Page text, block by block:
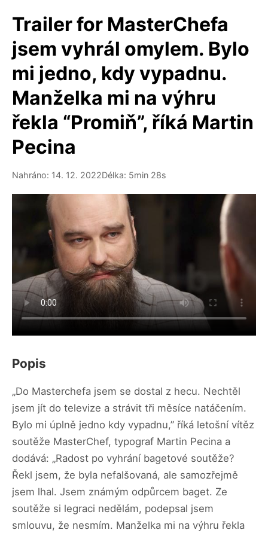
Trailer for MasterChefa
jsem vyhrál omylem. Bylo
mi jedno, kdy vypadnu.
Manželka mi na výhru
řekla “Promiň”, říká Martin
Pecina
Nahráno: 14. 12. 2022Délka: 5min 28s
Popis
„Do Masterchefa jsem se dostal z hecu. Nechtěl
jsem jít do televize a strávit tři měsíce natáčením.
Bylo mi úplně jedno kdy vypadnu,” říká letošní vítěz
soutěže MasterChef, typograf Martin Pecina a
dodává: „Radost po vyhrání bagetové soutěže?
Řekl jsem, že byla nefalšovaná, ale samozřejmě
jsem lhal. Jsem známým odpůrcem baget. Ze
soutěže si legraci nedělám, podepsal jsem
smlouvu, že nesmím. Manželka mi na výhru řekla